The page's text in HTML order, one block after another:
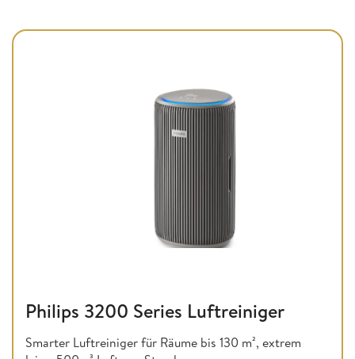
Philips 3200 Series Luftreiniger
Smarter Luftreiniger für Räume bis 130 m², extrem